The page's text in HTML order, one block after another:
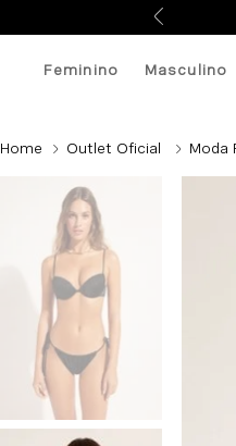
Feminino Masculino
Outlet Oficial Moda